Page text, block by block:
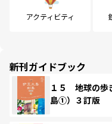
アクティビティ
新刊ガイドブック
１５ 地球の
島①）３訂版